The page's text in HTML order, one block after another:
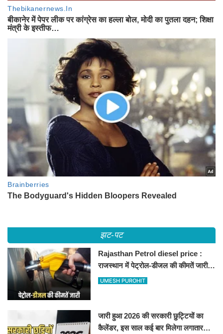
झट-पट
Rajasthan Petrol diesel price :
राजस्थान में पेट्रोल-डीजल की कीमतें जारी,
जानिए बीकानेर समेत पुरे प्रदेश में नए रेट
UMESH PUROHIT
जारी हुआ 2026 की सरकारी छुट्टियों का
कैलेंडर, इस साल कई बार मिलेगा लगातार